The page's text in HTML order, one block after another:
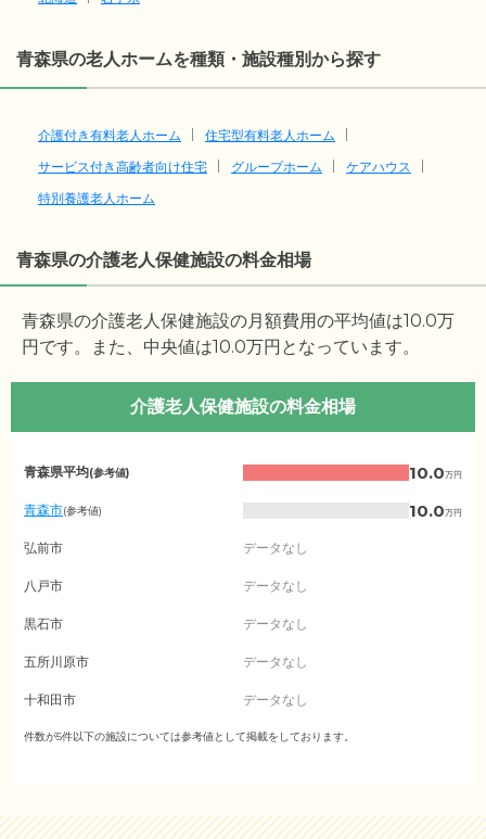
青森県の老人ホームを種類・施設種別から探す
介護付き有料老人ホーム
住宅型有料老人ホーム
サービス付き高齢者向け住宅
グループホーム
ケアハウス
特別養護老人ホーム
青森県の介護老人保健施設の料金相場
青森県の介護老人保健施設の月額費用の平均値は10.0万
円です。また、中央値は10.0万円となっています。
介護老人保健施設の料金相場
青
森
県
の
月
額
費
用
相
（市
町
別）
青森県平均(参考値) 10.0万円
青森市(参考値) 10.0万円
弘前市 データなし
八戸市 データなし
黒石市 データなし
五所川原市 データなし
十和田市 データなし
三沢市 データなし
件数が5件以下の施設については参考値として掲載をしております。